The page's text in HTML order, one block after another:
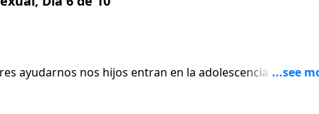
ayudarnos nos hijos entran en la adolescencia,
como padres, y luego les ayudarnos a estar